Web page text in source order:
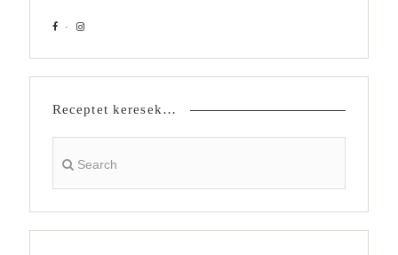
Receptet keresek…